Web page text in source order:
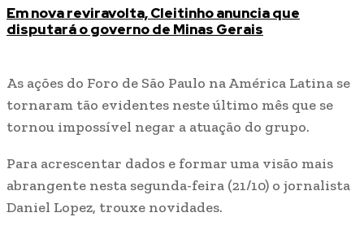
Em nova reviravolta, Cleitinho anuncia que
disputará o governo de Minas Gerais
As ações do Foro de São Paulo na América Latina se
tornaram tão evidentes neste último mês que se
tornou impossível negar a atuação do grupo.
Para acrescentar dados e formar uma visão mais
abrangente nesta segunda-feira (21/10) o jornalista
Daniel Lopez, trouxe novidades.